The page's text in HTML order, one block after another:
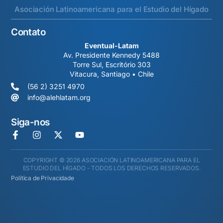
Asociación Latinoamericana para el Estudio del Hígado
Contato
Eventual-Latam
Av. Presidente Kennedy 5488
Torre Sul, Escritório 303
Vitacura, Santiago • Chile
(56 2) 3251 4970
info@alehlatam.org
Siga-nos
COPYRIGHT © 2026 ASOCIACIÓN LATINOAMERICANA PARA EL
ESTUDIO DEL HÍGADO - TODOS LOS DERECHOS RESERVADOS.
Política de Privacidade